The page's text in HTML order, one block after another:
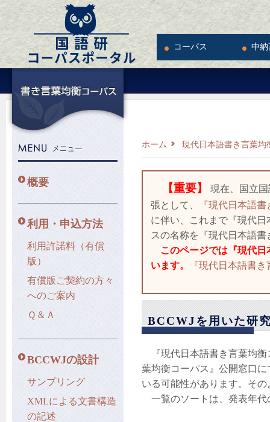
コーパス 中納
概要
利用・申込方法
利用許諾料（有償
版）
有償版ご契約の方々
へのご案内
Ｑ＆Ａ
BCCWJの設計
サンプリング
XMLによる文書構造
の記述
ホーム 現代日本語書き言葉均
【重要】
現在、国立
張として、
『現代日本語
に伴い、これまで『現代
スの名称を『現代日本語
このページでは『現代日
います。
『現代日本語書
BCCWJを用いた研
『現代日本語書き言葉均衡
葉均衡コーパス』公開窓口
いる可能性があります。そ
一覧のソートは、発表年代